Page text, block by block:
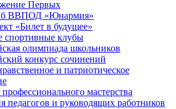
Первых
ВВПОД «Юнармия»
«Билет в будущее»
спортивные клубы
олимпиада школьников
конкурс сочинений
и патриотическое
мастерства
педагогов и руководящих работников